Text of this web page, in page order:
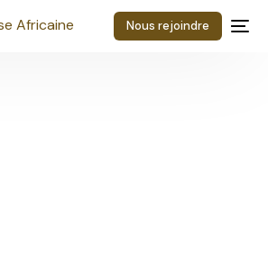
Nous rejoindre